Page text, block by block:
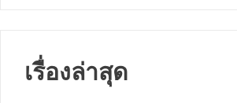
เรื่องล่าสุด